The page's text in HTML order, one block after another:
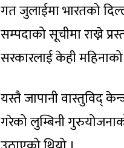
गत जुलाईमा भारतको
सम्पदाको सूचीमा राख्ने
सरकारलाई केही
यस्तै जापानी वास्तुविद्
गरेको लुम्बिनी